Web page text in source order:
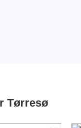
Tørresø